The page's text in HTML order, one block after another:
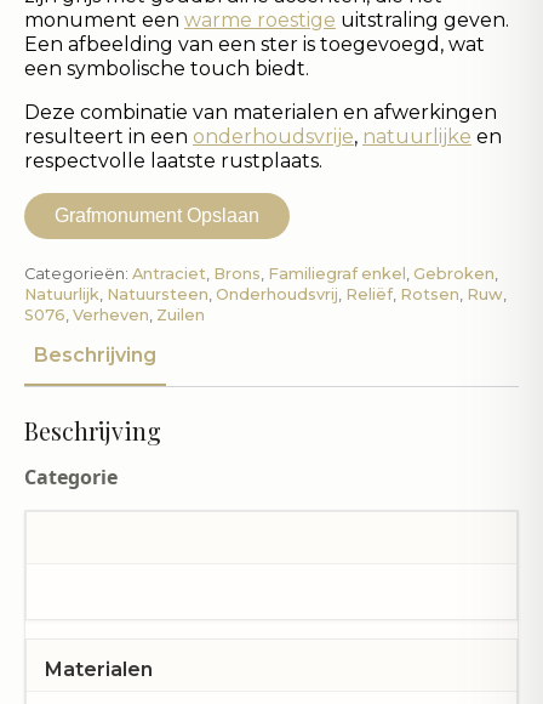
monument een warme roestige uitstraling geven.
Een afbeelding van een ster is toegevoegd, wat
een symbolische touch biedt.
Deze combinatie van materialen en afwerkingen
resulteert in een onderhoudsvrije, natuurlijke en
respectvolle laatste rustplaats.
Grafmonument Opslaan
Categorieën: Antraciet, Brons, Familiegraf enkel , Gebroken,
Natuurlijk, Natuursteen, Onderhoudsvrij, Reliëf, Rotsen, Ruw,
S076, Verheven, Zuilen
Beschrijving
Beschrijving
Categorie
Materialen